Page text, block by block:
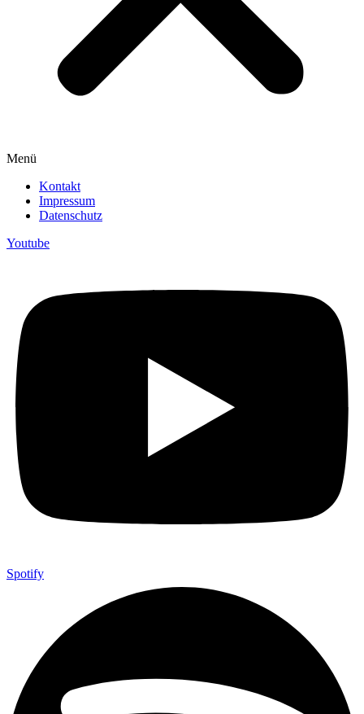
Menü
Kontakt
Impressum
Datenschutz
Youtube
Spotify